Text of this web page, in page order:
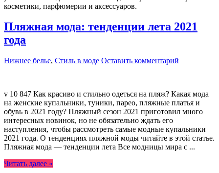
косметики, парфюмерии и аксессуаров.
Пляжная мода: тенденции лета 2021
года
Нижнее белье, Стиль в моде Оставить комментарий
v 10 847 Как красиво и стильно одеться на пляж? Какая мода
на женские купальники, туники, парео, пляжные платья и
обувь в 2021 году? Пляжный сезон 2021 приготовил много
интересных новинок, но не обязательно ждать его
наступления, чтобы рассмотреть самые модные купальники
2021 года. О тенденциях пляжной моды читайте в этой статье.
Пляжная мода — тенденции лета Все модницы мира с ...
Читать далее »